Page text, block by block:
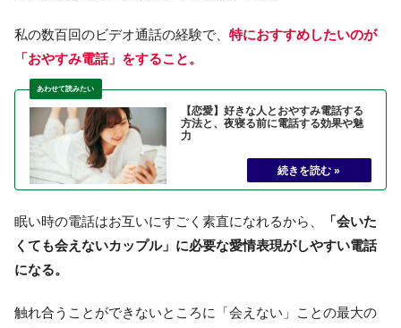
私の数百回のビデオ通話の経験で、 特におすすめしたいのが
「おやすみ電話」をすること。
【恋愛】好きな人とおやすみ電話する
方法と、夜寝る前に電話する効果や魅
力
眠い時の電話はお互いにすごく素直になれるから、
「会いた
くても会えないカップル」に必要な愛情表現がしやすい電話
になる。
触れ合うことができないところに「会えない」ことの最大の